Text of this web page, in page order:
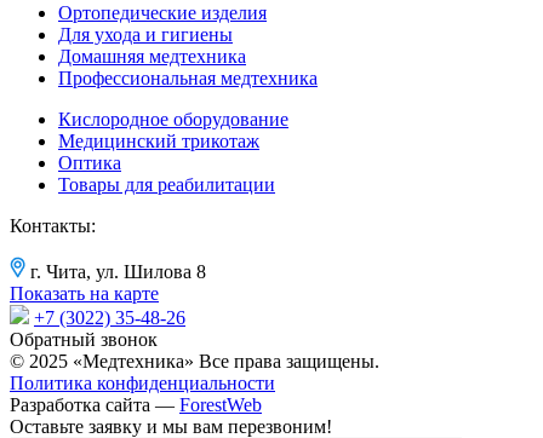
Ортопедические изделия
Для ухода и гигиены
Домашняя медтехника
Профессиональная медтехника
Кислородное оборудование
Медицинский трикотаж
Оптика
Товары для реабилитации
Контакты:
г. Чита, ул. Шилова 8
Показать на карте
+7 (3022) 35-48-26
Обратный звонок
© 2025 «Медтехника» Все права защищены.
Политика конфиденциальности
Разработка сайта — ForestWeb
Оставьте заявку и мы вам перезвоним!